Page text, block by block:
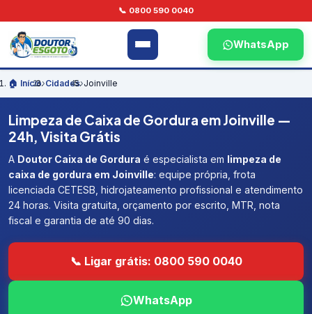
📞 0800 590 0040
WhatsApp
🏠 Início›Cidades›Joinville
Limpeza de Caixa de Gordura em Joinville —
24h, Visita Grátis
A Doutor Caixa de Gordura é especialista em limpeza de
caixa de gordura em Joinville: equipe própria, frota
licenciada CETESB, hidrojateamento profissional e atendimento
24 horas. Visita gratuita, orçamento por escrito, MTR, nota
fiscal e garantia de até 90 dias.
📞 Ligar grátis: 0800 590 0040
WhatsApp